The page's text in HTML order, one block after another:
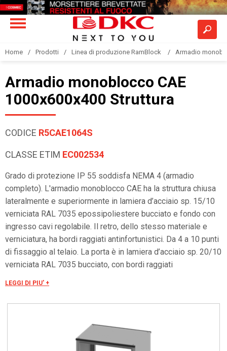
Home Prodotti Linea di produzione RamBlock Armadio
Armadio monoblocco CAE
1000x600x400 Struttura
CODICE R5CAE1064S
CLASSE ETIM EC002534
Grado di protezione IP 55 soddisfa NEMA 4 (armadio
completo). L'armadio monoblocco CAE ha la struttura chiusa
lateralmente e superiormente in lamiera d’acciaio sp. 15/10
verniciata RAL 7035 epossipoliestere bucciato e fondo con
ingresso cavi regolabile. Il retro, dello stesso materiale e
verniciatura, ha bordi raggiati antinfortunistici. Da 4 a 10 punti
di fissaggio al telaio. La porta è in lamiera d’acciaio sp. 20/10
verniciata RAL 7035 bucciato, con bordi raggiati
chiusura tipo aletta doppio pettine Ø 3 mm.
LEGGI DI PIU' +